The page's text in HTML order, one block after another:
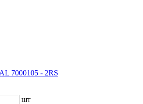
7000105 - 2RS
шт